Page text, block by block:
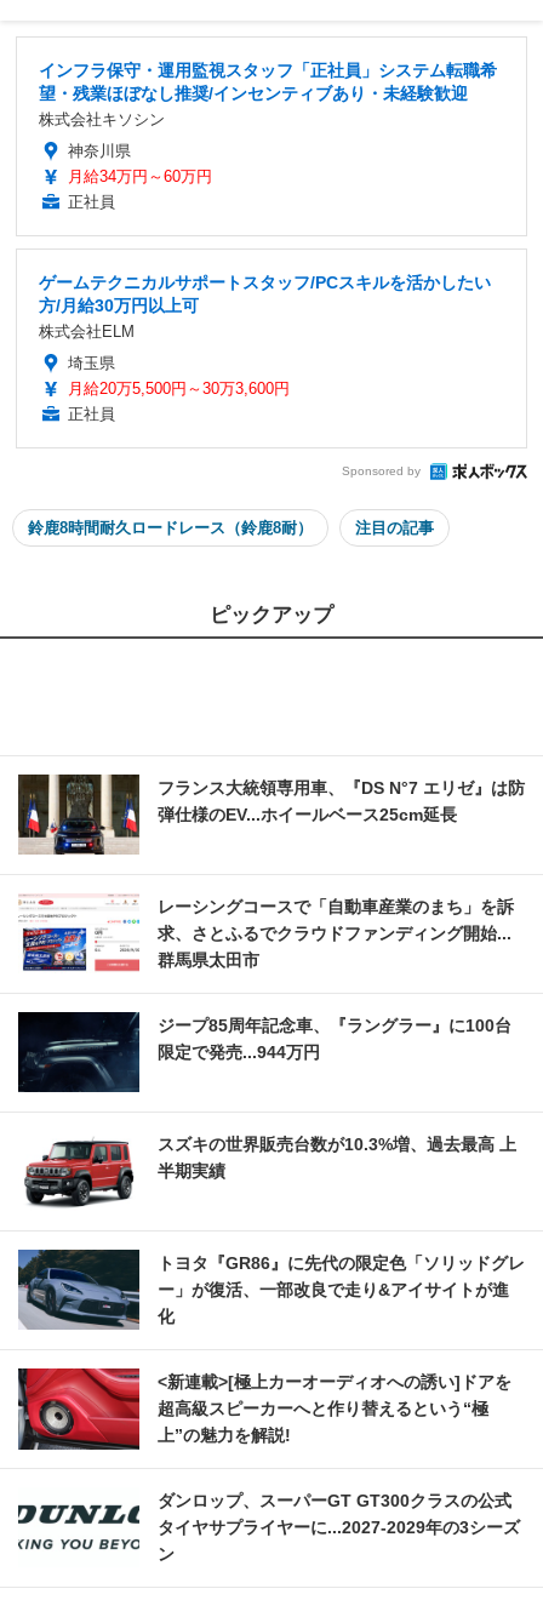
インフラ保守・運用監視スタッフ「正社員」システム転職希
望・残業ほぼなし推奨/インセンティブあり・未経験歓迎
株式会社キソシン
神奈川県
月給34万円～60万円
正社員
ゲームテクニカルサポートスタッフ/PCスキルを活かしたい
方/月給30万円以上可
株式会社ELM
埼玉県
月給20万5,500円～30万3,600円
正社員
Sponsored by
鈴鹿8時間耐久ロードレース（鈴鹿8耐） 注目の記事
ピックアップ
フランス大統領専用車、『DS N°7 エリゼ』は防
弾仕様のEV...ホイールベース25cm延長
レーシングコースで「自動車産業のまち」を訴
求、さとふるでクラウドファンディング開始...
群馬県太田市
ジープ85周年記念車、『ラングラー』に100台
限定で発売...944万円
スズキの世界販売台数が10.3%増、過去最高 上
半期実績
トヨタ『GR86』に先代の限定色「ソリッドグレ
ー」が復活、一部改良で走り&アイサイトが進
化
<新連載>[極上カーオーディオへの誘い]ドアを
超高級スピーカーへと作り替えるという“極
上”の魅力を解説!
ダンロップ、スーパーGT GT300クラスの公式
タイヤサプライヤーに...2027‐2029年の3シーズ
ン